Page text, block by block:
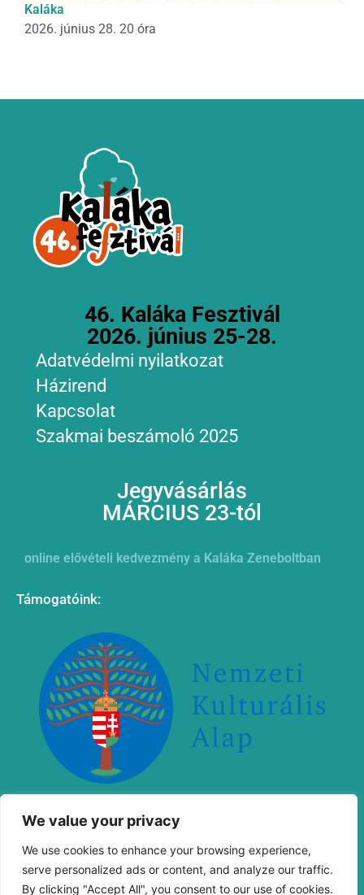
We value your privacy
We use cookies to enhance your browsing experience,
serve personalized ads or content, and analyze our traffic.
By clicking "Accept All", you consent to our use of cookies.
Kaláka
2026. június 28. 20 óra
46. Kaláka Fesztivál
2026. június 25-28.
Adatvédelmi nyilatkozat
Házirend
Kapcsolat
Szakmai beszámoló 2025
Jegyvásárlás
MÁRCIUS 23-tól
online elővételi kedvezmény a Kaláka Zeneboltban
Támogatóink:
„Megvalósult a Nemzeti Kulturális Alap támogatásával